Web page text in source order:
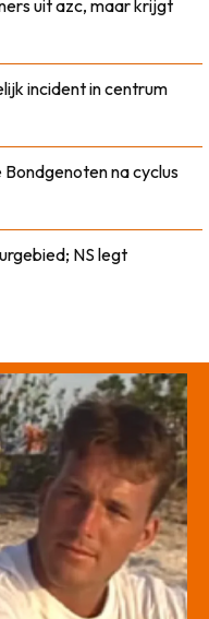
uit azc, maar krijgt
incident in centrum
na cyclus
NS legt